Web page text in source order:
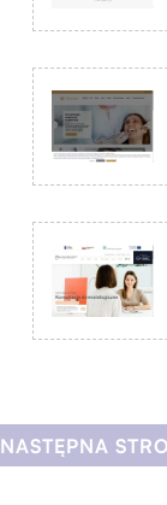
NASTĘPNA